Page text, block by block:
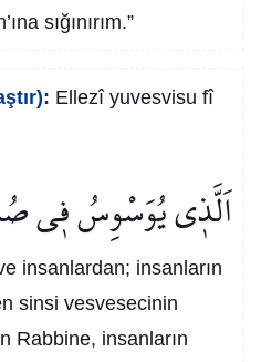
sığınırım.”
Ellezî yuvesvisu fî
اَلَّذ۪ي يُوَسْوِسُ ف۪ي
insanlardan; insanların
sinsi vesvesecinin
Rabbine, insanların